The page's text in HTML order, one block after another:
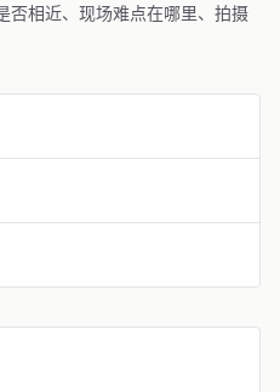
否相近、现场难点在哪里、拍摄